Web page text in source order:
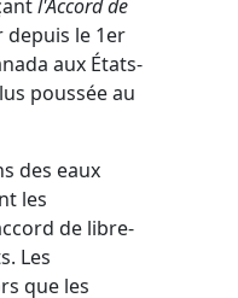
l'Accord de
depuis le 1er
aux États-
poussée au
des eaux
les
de libre-
Les
que les